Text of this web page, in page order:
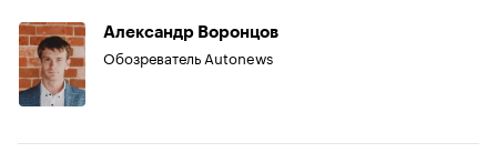
Александр Воронцов
Обозреватель Autonews